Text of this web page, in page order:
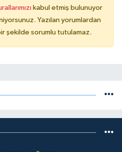
kabul etmiş bulunuyor
Yazılan yorumlardan
şekilde sorumlu tutulamaz.